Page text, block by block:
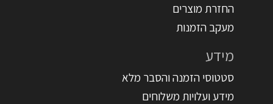
החזרת מוצרים
מעקב הזמנות
מידע
סטטוסי הזמנה והסבר מלא
מידע ועלויות משלוחים